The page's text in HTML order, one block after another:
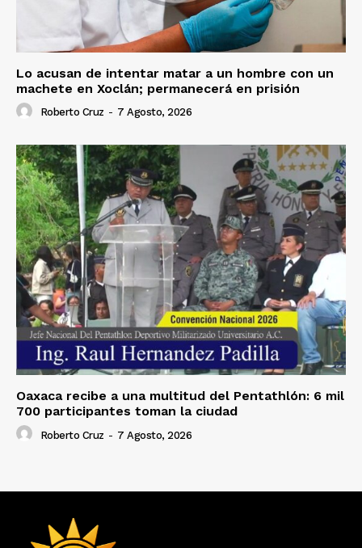
Lo acusan de intentar matar a un hombre con un
machete en Xoclán; permanecerá en prisión
Roberto Cruz - 7 Agosto, 2026
Oaxaca recibe a una multitud del Pentathlón: 6 mil
700 participantes toman la ciudad
Roberto Cruz - 7 Agosto, 2026